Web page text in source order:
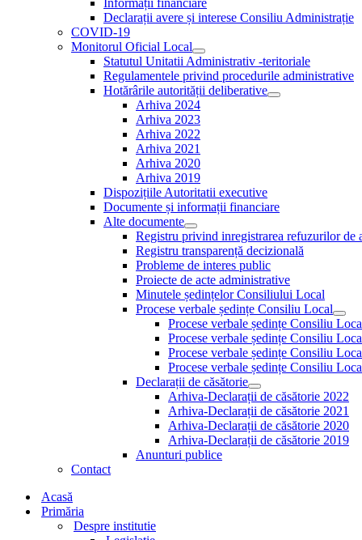
Informații financiare
Declarații avere și interese Consiliu Administrație
COVID-19
Monitorul Oficial Local
Show
sub
menu
Statutul Unitatii Administrativ -teritoriale
Regulamentele privind procedurile administrative
Hotărârile autorității deliberative
Show
Arhiva 2024
Arhiva 2023
Arhiva 2022
Arhiva 2021
Arhiva 2020
Arhiva 2019
Dispozițiile Autoritatii executive
Documente și informații financiare
Alte documente
Show
sub
menu
Registru privind inregistrarea refuzurilor de
Registru transparență decizională
Probleme de interes public
Proiecte de acte administrative
Minutele ședințelor Consiliului Local
Procese verbale ședințe Consiliu Local
sub
Procese verbale ședințe Consiliu
Procese verbale ședințe Consiliu
Procese verbale ședințe Consiliu
Procese verbale ședințe Consiliu
Declarații de căsătorie
Show
sub
menu
Arhiva-Declarații de căsătorie 2022
Arhiva-Declarații de căsătorie 2021
Arhiva-Declarații de căsătorie 2020
Arhiva-Declarații de căsătorie 2019
Anunturi publice
Contact
Acasă
Primăria
Despre institutie